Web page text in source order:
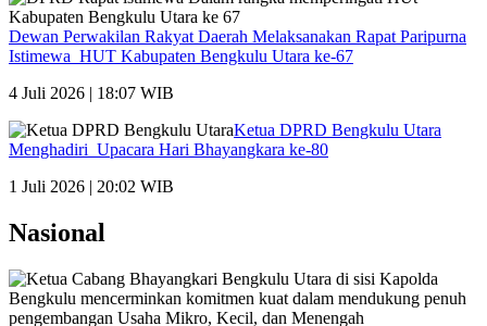
Dewan Perwakilan Rakyat Daerah Melaksanakan Rapat Paripurna
Istimewa HUT Kabupaten Bengkulu Utara ke-67
4 Juli 2026 | 18:07 WIB
Ketua DPRD Bengkulu Utara
Menghadiri Upacara Hari Bhayangkara ke-80
1 Juli 2026 | 20:02 WIB
Nasional